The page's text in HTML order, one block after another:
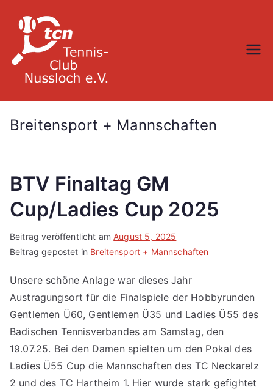
Inhalt
springen
Breitensport + Mannschaften
BTV Finaltag GM
Cup/Ladies Cup 2025
Beitrag veröffentlicht amAugust 5, 2025
Beitrag gepostet in Breitensport + Mannschaften
Unsere schöne Anlage war dieses Jahr
Austragungsort für die Finalspiele der Hobbyrunden
Gentlemen Ü60, Gentlemen Ü35 und Ladies Ü55 des
Badischen Tennisverbandes am Samstag, den
19.07.25. Bei den Damen spielten um den Pokal des
Ladies Ü55 Cup die Mannschaften des TC Neckarelz
2 und des TC Hartheim 1. Hier wurde stark gefightet